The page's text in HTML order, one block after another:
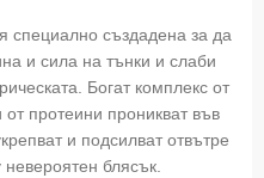
специално създадена за да
и сила на тънки и слаби
Богат комплекс от
от протеини проникват във
и подсилват отвътре
блясък.